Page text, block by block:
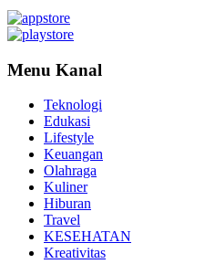
Menu Kanal
Teknologi
Edukasi
Lifestyle
Keuangan
Olahraga
Kuliner
Hiburan
Travel
KESEHATAN
Kreativitas